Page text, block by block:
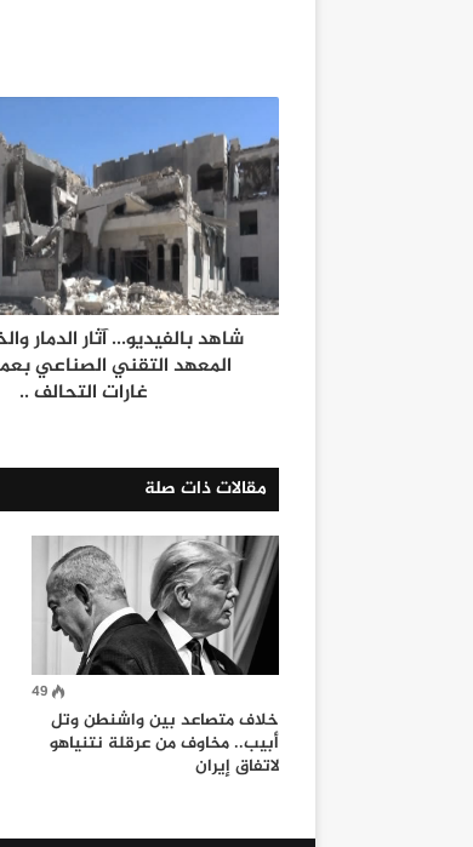
شاهد بالفيديو... آثار الدمار
المعهد التقني الصناعي
غارات التحالف ..
مقالات ذات صلة
49
خلاف متصاعد بين واشنطن وتل
أبيب.. مخاوف من عرقلة نتنياهو
لاتفاق إيران